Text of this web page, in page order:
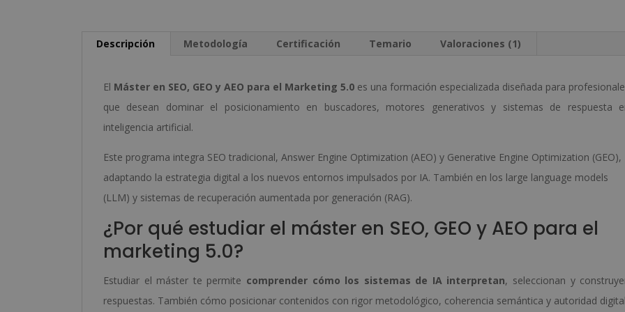
–
–
cantidad
Descripción Metodología Certificación Temario Valoraciones (1)
El Máster en SEO, GEO y AEO para el Marketing 5.0 es una formación especializada diseñada para
que desean dominar el posicionamiento en buscadores, motores generativos y sistemas de respuesta
inteligencia artificial.
Este programa integra SEO tradicional, Answer Engine Optimization (AEO) y Generative Engine Optimization (GEO),
adaptando la estrategia digital a los nuevos entornos impulsados por IA. También en los large language models
(LLM) y sistemas de recuperación aumentada por generación (RAG).
¿Por qué estudiar el máster en SEO, GEO y AEO para el
marketing 5.0?
Estudiar el máster te permite comprender cómo los sistemas de IA interpretan, seleccionan y
respuestas. También cómo posicionar contenidos con rigor metodológico, coherencia semántica y autoridad